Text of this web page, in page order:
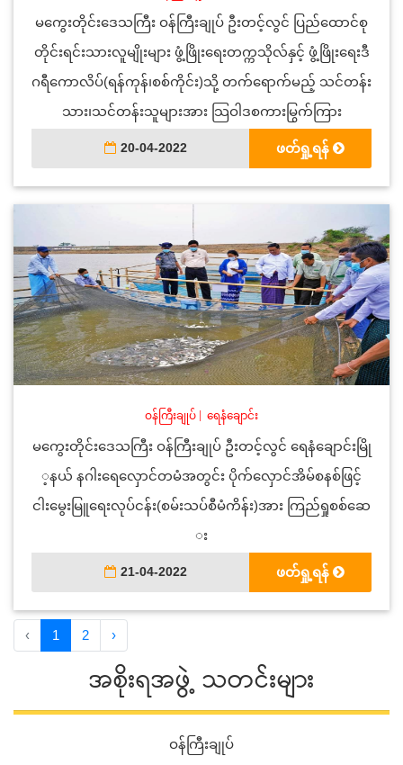
မကွေးတိုင်းဒေသကြီး ဝန်ကြီးချုပ် ဦးတင့်လွင် ပြည်ထောင်စု
တိုင်းရင်းသားလူမျိုးများ ဖွံ့ဖြိုးရေးတက္ကသိုလ်နှင့် ဖွံ့ဖြိုးရေးဒီ
ဂရီကောလိပ်(ရန်ကုန်၊စစ်ကိုင်း)သို့ တက်ရောက်မည့် သင်တန်း
သား၊သင်တန်းသူများအား သြဝါဒစကားမြွက်ကြား
20-04-2022 ဖတ်ရှု့ရန်
ဝန်ကြီးချုပ် ရေနံချောင်း
မကွေးတိုင်းဒေသကြီး ဝန်ကြီးချုပ် ဦးတင့်လွင် ရေနံချောင်းမြို
့နယ် နဂါးရေလှောင်တမံအတွင်း ပိုက်လှောင်အိမ်စနစ်ဖြင့်
ငါးမွေးမြူရေးလုပ်ငန်း(စမ်းသပ်စီမံကိန်း)အား ကြည်ရှုစစ်ဆေ
း
21-04-2022 ဖတ်ရှု့ရန်
‹ 1 2 ›
အစိုးရအဖွဲ့ သတင်းများ
ဝန်ကြီးချုပ်